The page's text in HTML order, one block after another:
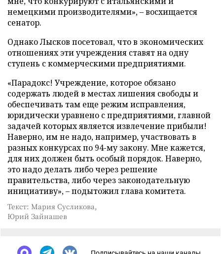
немецкими производителями», – восхищается
сенатор.
Однако Лысков посетовал, что в экономических
отношениях эти учреждения ставят на одну
ступень с коммерческими предприятиями.
«Парадокс! Учреждение, которое обязано
содержать людей в местах лишения свободы и
обеспечивать там еще режим исправления,
юридически уравнено с предприятиями, главной
задачей которых является извлечение прибыли!
Наверно, им не надо, например, участвовать в
разных конкурсах по 94-му закону. Мне кажется,
для них должен быть особый порядок. Наверно,
это надо делать либо через решение
правительства, либо через законодательную
инициативу», – подытожил глава комитета.
Текст: Мария Сусликова,
Юрий Зайнашев